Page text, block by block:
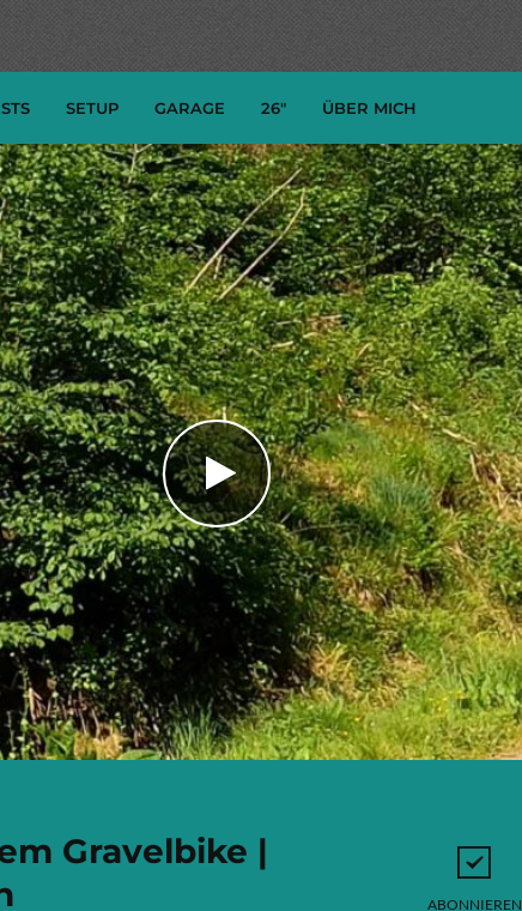
SETUP GARAGE 26″ ÜBER MICH
Gravelbike |
ABONNIEREN